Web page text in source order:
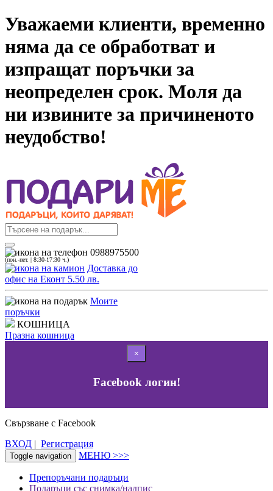
Уважаеми клиенти, временно
няма да се обработват и
изпращат поръчки за
неопределен срок. Моля да
ни извините за причиненото
неудобство!
0988975500
(пон.-пет. | 8:30-17:30 ч.)
Доставка до
офис на Еконт 5.50 лв.
Моите
поръчки
КОШНИЦА
Празна кошница
×
Facebook логин!
Свързване с Facebook
ВХОД | Регистрация
Toggle navigation МЕНЮ >>>
Препоръчани подаръци
Подаръци със снимка/надпис